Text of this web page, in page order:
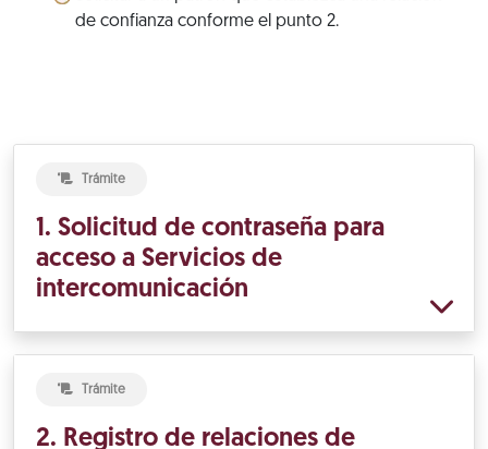
de confianza conforme el punto 2.
Trámite
1. Solicitud de contraseña para
acceso a Servicios de
intercomunicación
Trámite
2. Registro de relaciones de